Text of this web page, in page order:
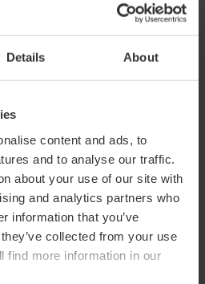
Details About
content and ads, to
and to analyse our traffic.
about your use of our site with
and analytics partners who
information that you’ve
collected from your use
find more information in our
€